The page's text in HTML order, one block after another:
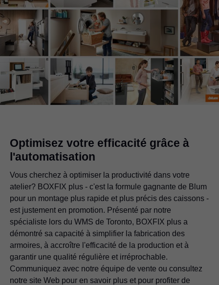
Optimisez votre efficacité grâce à
l'automatisation
Vous cherchez à optimiser la productivité dans votre
atelier? BOXFIX plus - c'est la formule gagnante de Blum
pour un montage plus rapide et plus précis des caissons -
est justement en promotion. Présenté par notre
spécialiste lors du WMS de Toronto, BOXFIX plus a
démontré sa capacité à simplifier la fabrication des
armoires, à accroître l'efficacité de la production et à
garantir une qualité régulière et irréprochable.
Communiquez avec notre équipe de vente ou consultez
notre site Web pour en savoir plus et pour profiter de